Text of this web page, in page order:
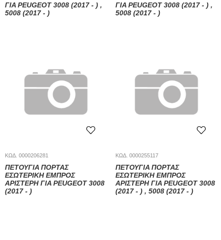
ΓΙΑ PEUGEOT 3008 (2017 - ) ,
5008 (2017 - )
ΓΙΑ PEUGEOT 3008 (2017 - ) ,
5008 (2017 - )
ΚΩΔ. 0000206281
ΠΕΤΟΎΓΙΑ ΠΌΡΤΑΣ
ΕΣΩΤΕΡΙΚΉ ΕΜΠΡΌΣ
ΑΡΙΣΤΕΡΉ ΓΙΑ PEUGEOT 3008
(2017 - )
ΚΩΔ. 0000255117
ΠΕΤΟΎΓΙΑ ΠΌΡΤΑΣ
ΕΣΩΤΕΡΙΚΉ ΕΜΠΡΌΣ
ΑΡΙΣΤΕΡΉ ΓΙΑ PEUGEOT 3008
(2017 - ) , 5008 (2017 - )